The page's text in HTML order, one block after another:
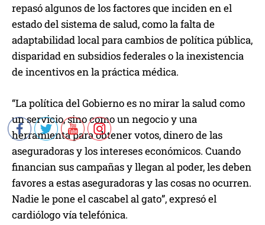
repasó algunos de los factores que inciden en el
estado del sistema de salud, como la falta de
adaptabilidad local para cambios de política pública,
disparidad en subsidios federales o la inexistencia
de incentivos en la práctica médica.
“La política del Gobierno es no mirar la salud como
un servicio, sino como un negocio y una
herramienta para obtener votos, dinero de las
aseguradoras y los intereses económicos. Cuando
financian sus campañas y llegan al poder, les deben
favores a estas aseguradoras y las cosas no ocurren.
Nadie le pone el cascabel al gato”, expresó el
cardiólogo vía telefónica.